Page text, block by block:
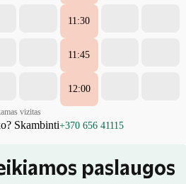
11:30
11:45
12:00
vizitas
Skambinti+370 656 41115
paslaugos